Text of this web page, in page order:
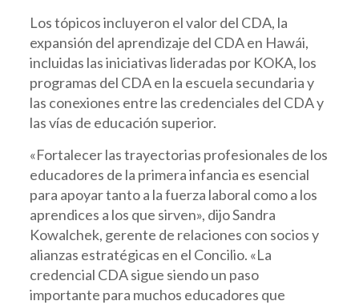
Los tópicos incluyeron el valor del CDA, la
expansión del aprendizaje del CDA en Hawái,
incluidas las iniciativas lideradas por KOKA, los
programas del CDA en la escuela secundaria y
las conexiones entre las credenciales del CDA y
las vías de educación superior.
«Fortalecer las trayectorias profesionales de los
educadores de la primera infancia es esencial
para apoyar tanto a la fuerza laboral como a los
aprendices a los que sirven», dijo Sandra
Kowalchek, gerente de relaciones con socios y
alianzas estratégicas en el Concilio. «La
credencial CDA sigue siendo un paso
importante para muchos educadores que